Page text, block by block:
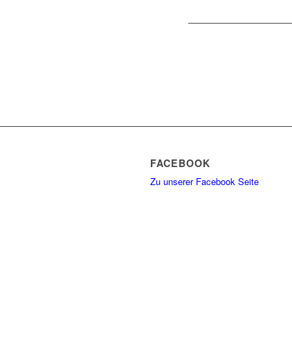
FACEBOOK
Zu unserer Facebook Seite